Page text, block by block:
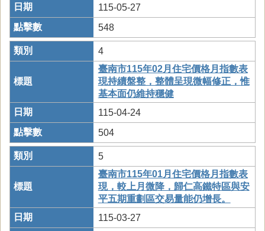
115-05-27
548
4
臺南市115年02月住宅價格月指數表
現持續盤整，整體呈現微幅修正，惟
基本面仍維持穩健
115-04-24
504
5
臺南市115年01月住宅價格月指數表
現，較上月微降，歸仁高鐵特區與安
平五期重劃區交易量能仍增長。
115-03-27